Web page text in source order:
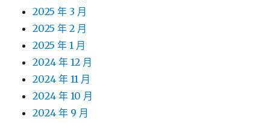
2025 年 3 月
2025 年 2 月
2025 年 1 月
2024 年 12 月
2024 年 11 月
2024 年 10 月
2024 年 9 月